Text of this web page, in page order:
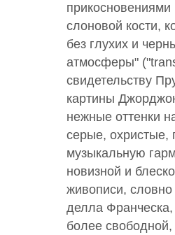
прикосновениями
слоновой кости,
без глухих и
атмосферы"
свидетельству
картины
нежные оттенки
серые,
музыкальную
новизной и
живописи,
делла
более